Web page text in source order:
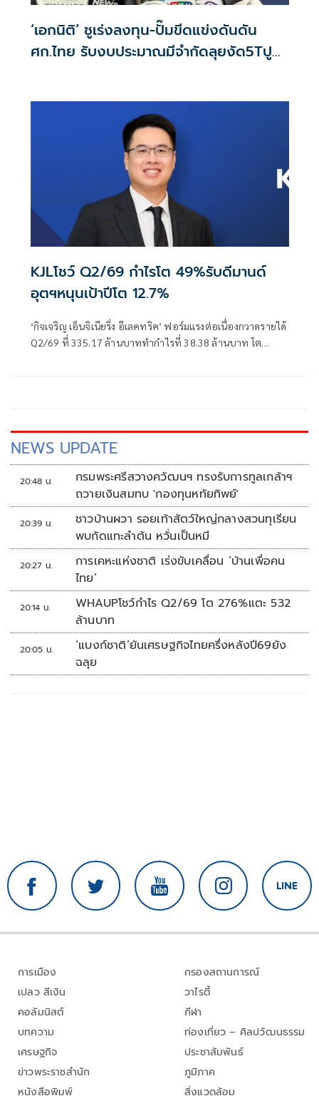
‘เอกนิติ’ ชูเร่งลงทุน-ปั๊มขีดแข่งดันดัน
ศก.ไทย รับงบประมาณมีจำกัดลุยงัด5Tปู
KJLโชว์ Q2/69 กำไรโต 49%รับดีมานด์
อุตฯหนุนเป้าปีโต 12.7%
‘กิจเจริญ เอ็นจิเนียริ่ง อีเลคทริค’ ฟอร์มแรงต่อเนื่องกวาดรายได้
Q2/69 ที่ 335.17 ล้านบาททำกำไรที่ 38.38 ล้านบาท โต
NEWS UPDATE
20:48 น.
กรมพระศรีสวางควัฒนฯ ทรงรับการทูลเกล้าฯ
ถวายเงินสมทบ 'กองทุนหทัยทิพย์'
20:39 น.
ชาวบ้านผวา รอยเท้าสัตว์ใหญ่กลางสวนทุเรียน
พบกัดแทะลำต้น หวั่นเป็นหมี
20:27 น.
การเคหะแห่งชาติ เร่งขับเคลื่อน ‘บ้านเพื่อคน
ไทย’
20:14 น.
WHAUPโชว์กำไร Q2/69 โต 276%แตะ 532
ล้านบาท
20:05 น.
‘แบงก์ชาติ’ยันเศรษฐกิจไทยครึ่งหลังปี69ยัง
ฉลุย
การเมือง
เปลว สีเงิน
คอลัมนิสต์
บทความ
เศรษฐกิจ
ข่าวพระราชสำนัก
หนังสือพิมพ์
กรองสถานการณ์
วาไรตี้
กีฬา
ท่องเที่ยว – ศิลปวัฒนธรรม
ประชาสัมพันธ์
ภูมิภาค
สิ่งแวดล้อม